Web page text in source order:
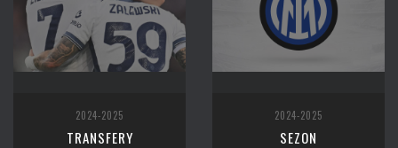
2024-2025
TRANSFERY
2024-2025
SEZON